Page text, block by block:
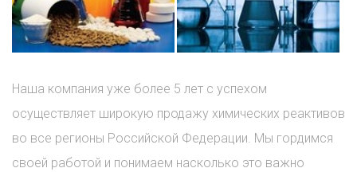
Наша компания уже более 5 лет с успехом
осуществляет широкую продажу химических реактивов
во все регионы Российской Федерации. Мы гордимся
своей работой и понимаем насколько это важно